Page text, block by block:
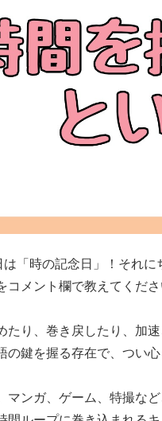
は「時の記念日」！それに
コメント欄で教えてくださ
たり、巻き戻したり、加
の鍵を握る存在で、つい
マンガ、ゲーム、特撮な